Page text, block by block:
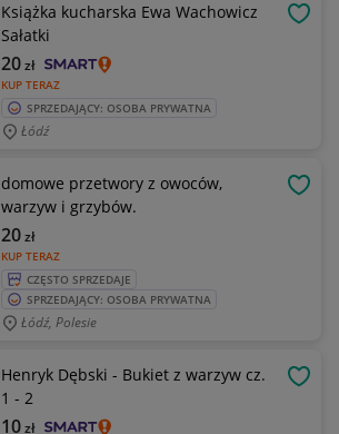
Książka kucharska Ewa Wachowicz
Sałatki
KUP TERAZ
20zł
SPRZEDAJĄCY: OSOBA PRYWATNA
Łódź
domowe przetwory z owoców,
warzyw i grzybów.
KUP TERAZ
20zł
CZĘSTO SPRZEDAJE
SPRZEDAJĄCY: OSOBA PRYWATNA
Łódź, Polesie
Henryk Dębski - Bukiet z warzyw cz.
1 - 2
10zł